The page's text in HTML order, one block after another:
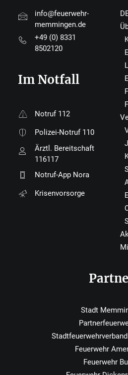
info@feuerwehr-
memmingen.de
+49 (0) 8331
8502120
Im Notfall
Notruf 112
Polizei-Notruf 110
Ärztl. Bereitschaft
116117
Notruf-App Nora
Krisenvorsorge
Stadt
Feuerwehr
Feuerwehr